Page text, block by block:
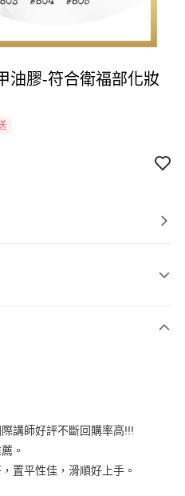
油膠-符合衛福部化妝
彰化商業銀行
兆豐國際商業銀行
台北富邦商業銀行
講師好評不斷回購率高!!!
。
置平性佳，滑順好上手。